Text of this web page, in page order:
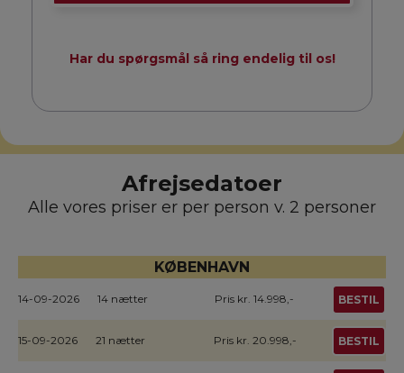
Har du spørgsmål så ring endelig til os!
Afrejsedatoer
Alle vores priser er per person v. 2 personer
KØBENHAVN
14-09-2026 14 nætter Pris kr. 14.998,- BESTIL
15-09-2026 21 nætter Pris kr. 20.998,- BESTIL